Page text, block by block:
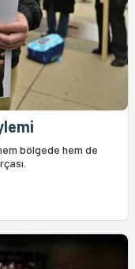
bölgede hem de